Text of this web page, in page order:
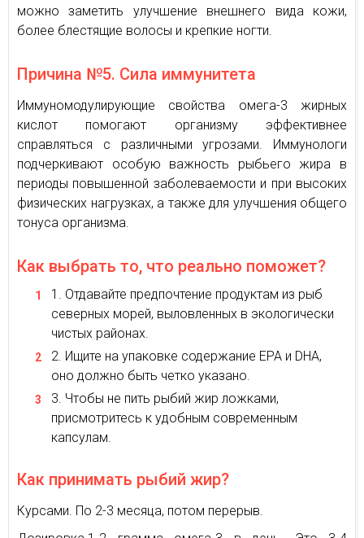
можно заметить улучшение внешнего вида кожи,
более блестящие волосы и крепкие ногти.
Причина №5. Сила иммунитета
Иммуномодулирующие свойства омега-3 жирных
кислот помогают организму эффективнее
справляться с различными угрозами. Иммунологи
подчеркивают особую важность рыбьего жира в
периоды повышенной заболеваемости и при высоких
физических нагрузках, а также для улучшения общего
тонуса организма.
Как выбрать то, что реально поможет?
Отдавайте предпочтение продуктам из рыб
северных морей, выловленных в экологически
чистых районах.
Ищите на упаковке содержание EPA и DHA,
оно должно быть четко указано.
Чтобы не пить рыбий жир ложками,
присмотритесь к удобным современным
капсулам.
Как принимать рыбий жир?
Курсами. По 2-3 месяца, потом перерыв.